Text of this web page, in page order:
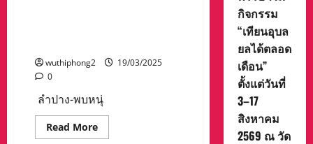
สมาคม
ประมง
การ
แก้ไข
หวั่น
ระบบ
นิเวศ
wuthiphong2
19/03/2025
0
ลำปาง-พบหนุ่
Read MoreRead
more
กิจกรรม
“เทียนอุบล
ยลได้ตลอด
เดือน”
ตั้งแต่วันที่
3–17
สิงหาคม
2569 ณ วัด